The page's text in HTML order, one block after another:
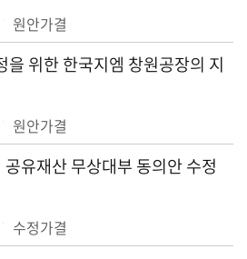
원안가결
을 위한 한국지엠 창원공장의 지
원안가결
유재산 무상대부 동의안 수정
수정가결